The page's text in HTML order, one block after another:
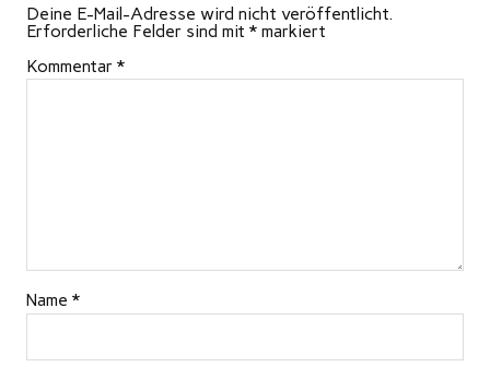
Deine E-Mail-Adresse wird nicht veröffentlicht.
Erforderliche Felder sind mit * markiert
Kommentar *
Name *